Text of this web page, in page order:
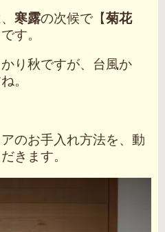
寒露の次候で【菊花
す。
り秋ですが、台風か
。
のお手入れ方法を、動
きます。